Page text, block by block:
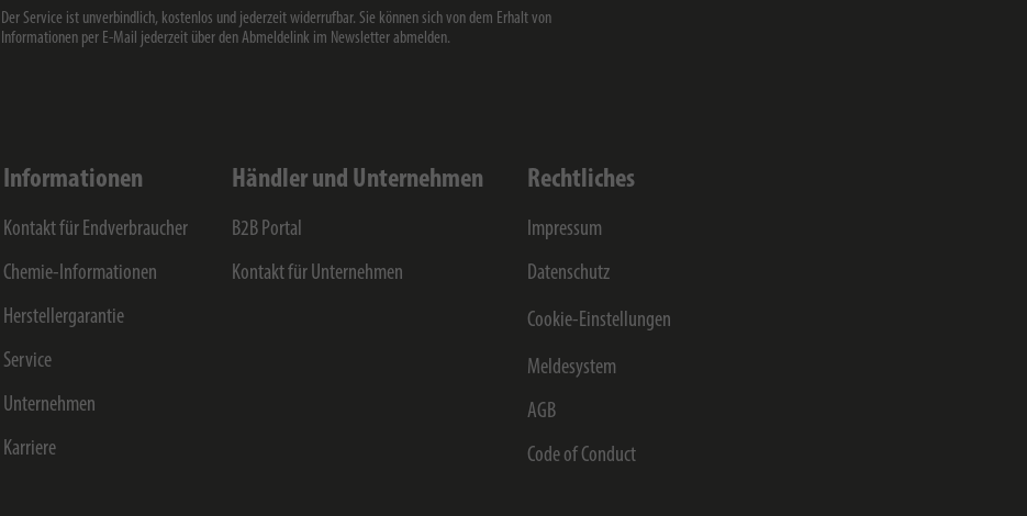
Der Service ist unverbindlich, kostenlos und jederzeit widerrufbar. Sie können sich von dem Erhalt von
Informationen per E-Mail jederzeit über den Abmeldelink im Newsletter abmelden.
Informationen
Kontakt für Endverbraucher
Chemie-Informationen
Herstellergarantie
Service
Unternehmen
Karriere
Händler und Unternehmen
B2B Portal
Kontakt für Unternehmen
Rechtliches
Impressum
Datenschutz
Cookie-Einstellungen
Meldesystem
AGB
Code of Conduct